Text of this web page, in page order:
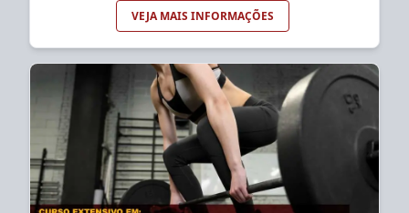
VEJA MAIS INFORMAÇÕES